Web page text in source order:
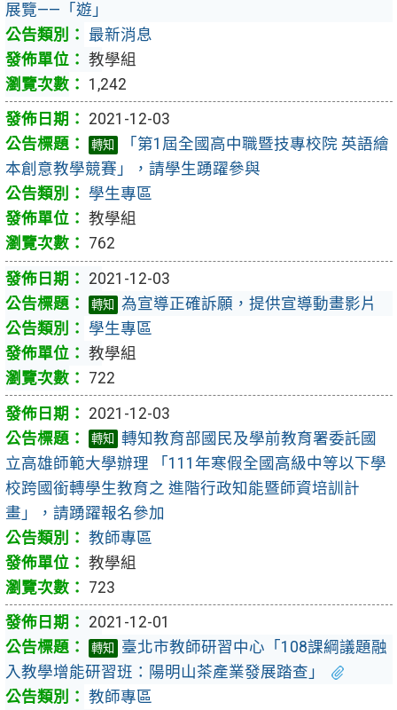
展覽——「遊」
最新消息
教學組
1,242
2021-12-03
轉知
「第1屆全國高中職暨技專校院 英語繪
本創意教學競賽」，請學生踴躍參與
學生專區
教學組
762
2021-12-03
轉知
為宣導正確訴願，提供宣導動畫影片
學生專區
教學組
722
2021-12-03
轉知
轉知教育部國民及學前教育署委託國
立高雄師範大學辦理 「111年寒假全國高級中等以下學
校跨國銜轉學生教育之 進階行政知能暨師資培訓計
畫」，請踴躍報名參加
教師專區
教學組
723
2021-12-01
轉知
臺北市教師研習中心「108課綱議題融
入教學增能研習班：陽明山茶產業發展踏查」
教師專區